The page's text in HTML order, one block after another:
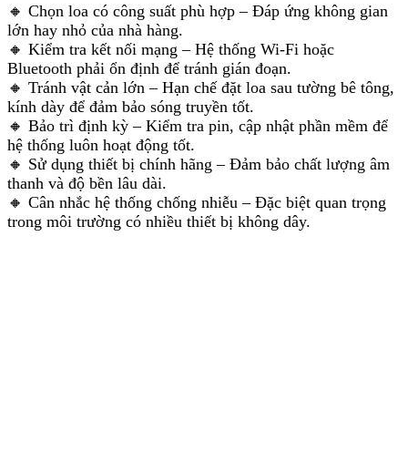
🔸 Chọn loa có công suất phù hợp – Đáp ứng không gian
lớn hay nhỏ của nhà hàng.
🔸 Kiểm tra kết nối mạng – Hệ thống Wi-Fi hoặc
Bluetooth phải ổn định để tránh gián đoạn.
🔸 Tránh vật cản lớn – Hạn chế đặt loa sau tường bê tông,
kính dày để đảm bảo sóng truyền tốt.
🔸 Bảo trì định kỳ – Kiểm tra pin, cập nhật phần mềm để
hệ thống luôn hoạt động tốt.
🔸 Sử dụng thiết bị chính hãng – Đảm bảo chất lượng âm
thanh và độ bền lâu dài.
🔸 Cân nhắc hệ thống chống nhiễu – Đặc biệt quan trọng
trong môi trường có nhiều thiết bị không dây.